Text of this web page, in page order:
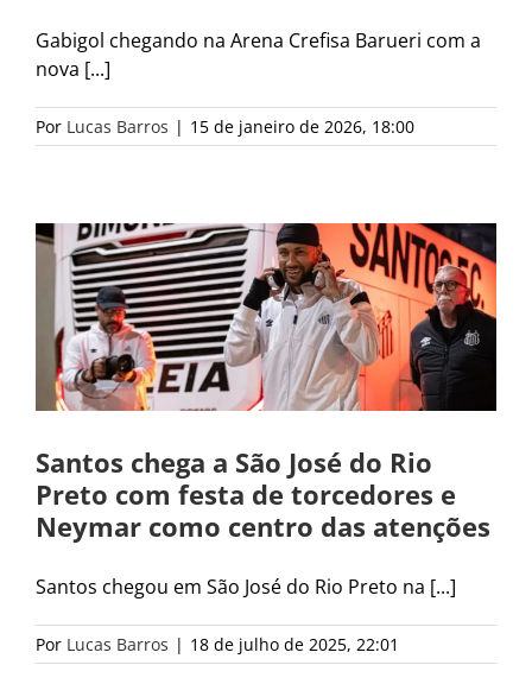
Gabigol chegando na Arena Crefisa Barueri com a
nova [...]
Por Lucas Barros | 15 de janeiro de 2026, 18:00
Santos chega a São José do Rio
Preto com festa de torcedores e
Neymar como centro das atenções
Santos chegou em São José do Rio Preto na [...]
Por Lucas Barros | 18 de julho de 2025, 22:01